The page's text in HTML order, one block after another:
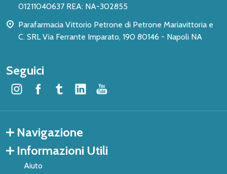
01211040637 REA: NA-302855
Parafarmacia Vittorio Petrone di Petrone Mariavittoria e
C. SRL Via Ferrante Imparato, 190 80146 - Napoli NA
Seguici
Navigazione
Informazioni Utili
Aiuto